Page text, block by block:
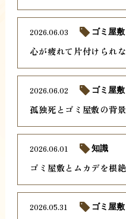
心が疲れて片付けられ
2026.06.03 ゴミ屋敷
孤独死とゴミ屋敷の背
2026.06.02 ゴミ屋敷
ゴミ屋敷とムカデを根
2026.06.01 知識
2026.05.31 ゴミ屋敷